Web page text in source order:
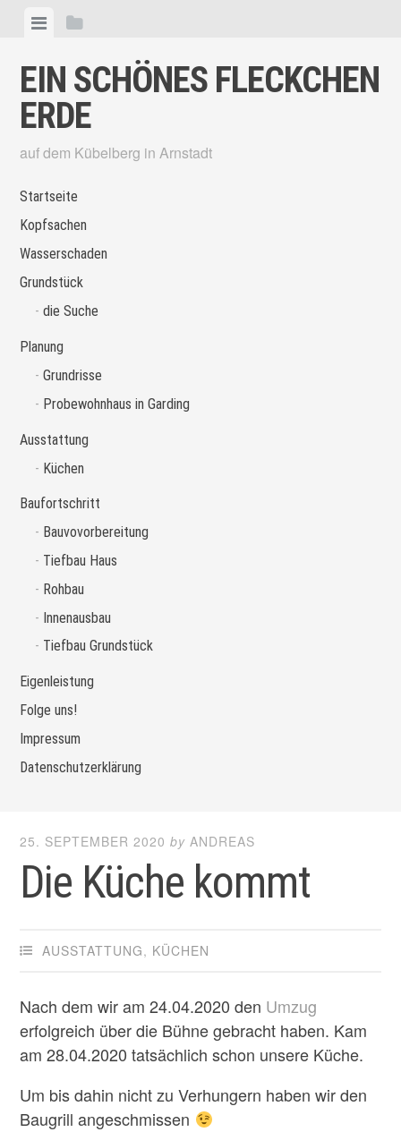
Skip
content
ViewView
EIN SCHÖNES FLECKCHEN
ERDE
auf dem Kübelberg in Arnstadt
Startseite
Kopfsachen
Wasserschaden
Grundstück
die Suche
Planung
Grundrisse
Probewohnhaus in Garding
Ausstattung
Küchen
Baufortschritt
Bauvovorbereitung
Tiefbau Haus
Rohbau
Innenausbau
Tiefbau Grundstück
Eigenleistung
Folge uns!
Impressum
Datenschutzerklärung
25. SEPTEMBER 2020 by ANDREAS
Die Küche kommt
AUSSTATTUNG, KÜCHEN
Nach dem wir am 24.04.2020 den Umzug
erfolgreich über die Bühne gebracht haben. Kam
am 28.04.2020 tatsächlich schon unsere Küche.
Um bis dahin nicht zu Verhungern haben wir den
Baugrill angeschmissen